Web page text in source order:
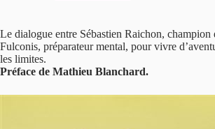
Le dialogue entre Sébastien Raichon, champion
Fulconis, préparateur mental, pour vivre
les limites.
Préface de Mathieu Blanchard.